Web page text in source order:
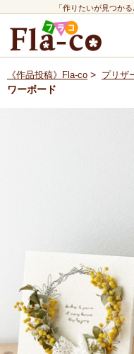
「作りたいが見つか
《作品投稿》Fla-co > プリザ
ワーボード